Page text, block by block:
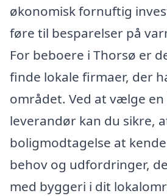
økonomisk fornuftig
føre til besparelser på
For beboere i Thorsø er
finde lokale firmaer, der
området. Ved at vælge en
leverandør kan du sikre,
boligmodtagelse at
behov og udfordringer,
med byggeri i dit